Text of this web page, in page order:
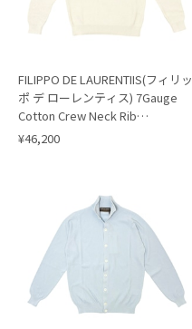
FILIPPO DE LAURENTIIS(フィリッ
ポ デ ローレンティス) 7Gauge
Cotton Crew Neck Rib
Knit(GC1ML58) /WHITE(020)
¥46,200